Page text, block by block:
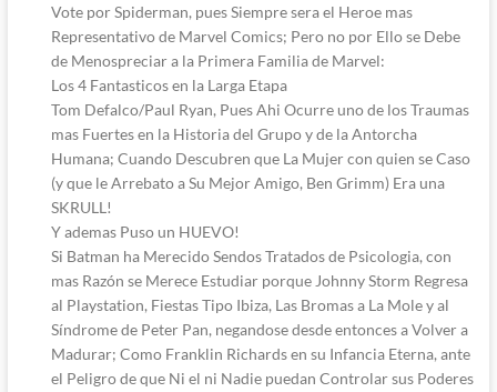
Vote por Spiderman, pues Siempre sera el Heroe mas
Representativo de Marvel Comics; Pero no por Ello se Debe
de Menospreciar a la Primera Familia de Marvel:
Los 4 Fantasticos en la Larga Etapa
Tom Defalco/Paul Ryan, Pues Ahi Ocurre uno de los Traumas
mas Fuertes en la Historia del Grupo y de la Antorcha
Humana; Cuando Descubren que La Mujer con quien se Caso
(y que le Arrebato a Su Mejor Amigo, Ben Grimm) Era una
SKRULL!
Y ademas Puso un HUEVO!
Si Batman ha Merecido Sendos Tratados de Psicologia, con
mas Razón se Merece Estudiar porque Johnny Storm Regresa
al Playstation, Fiestas Tipo Ibiza, Las Bromas a La Mole y al
Síndrome de Peter Pan, negandose desde entonces a Volver a
Madurar; Como Franklin Richards en su Infancia Eterna, ante
el Peligro de que Ni el ni Nadie puedan Controlar sus Poderes